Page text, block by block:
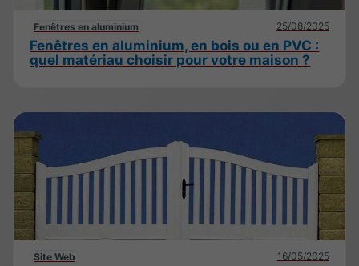
Fenêtres en aluminium 25/08/2025
Fenêtres en aluminium, en bois ou en PVC :
quel matériau choisir pour votre maison ?
Site Web 16/05/2025